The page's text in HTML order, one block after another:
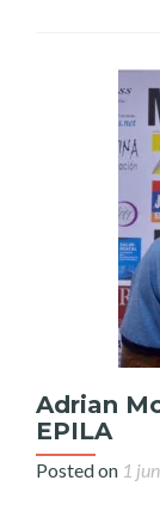
Adrian
EPILA
Posted on 1